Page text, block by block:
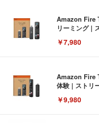
Amazon Fire
リーミング |
￥7,980
Amazon Fire
体験 | ストリ
￥9,980